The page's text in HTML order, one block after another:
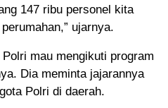
147 ribu personel kita
ujarnya.
mau mengikuti program
Dia meminta jajarannya
Polri di daerah.